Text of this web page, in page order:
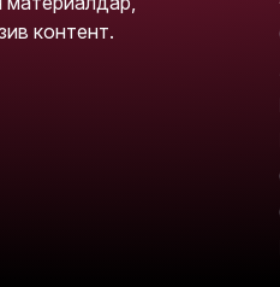
контент.